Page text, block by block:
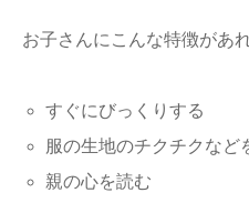
お子さんにこんな特徴があ
すぐにびっくりする
服の生地のチクチクなど
親の心を読む